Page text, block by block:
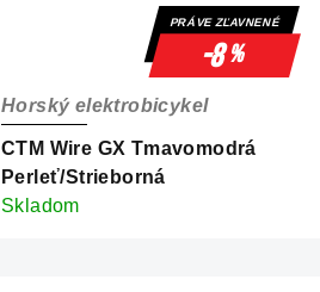
PRÁVE ZĽAVNENÉ
-8%
CTM Wire GX Tmavomodrá
Perleť/Strieborná
Horský elektrobicykel
Skladom